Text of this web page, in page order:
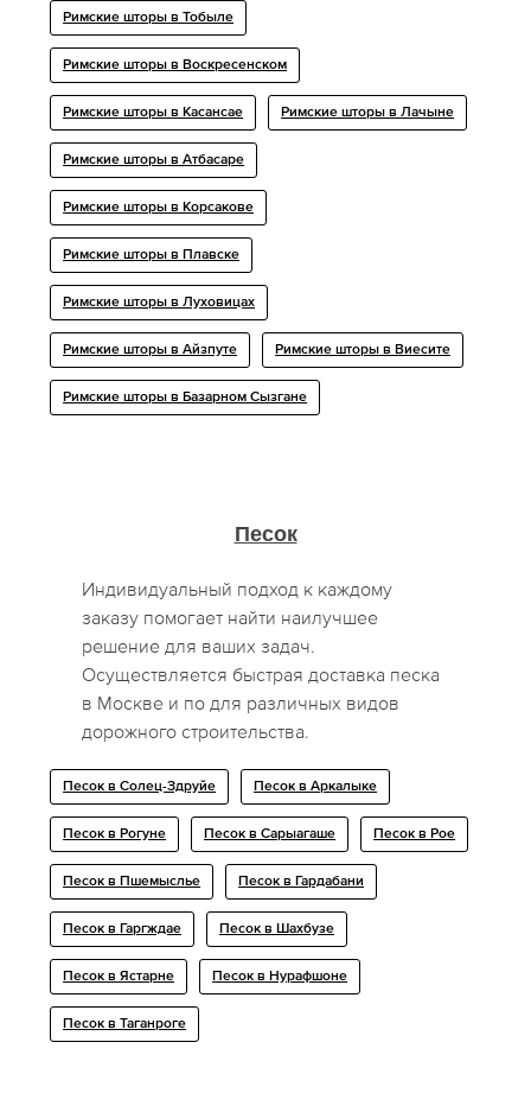
Римские шторы в Тобыле
Римские шторы в Воскресенском
Римские шторы в Касансае Римские шторы в Лачыне
Римские шторы в Атбасаре
Римские шторы в Корсакове
Римские шторы в Плавске
Римские шторы в Луховицах
Римские шторы в Айзпуте Римские шторы в Виесите
Римские шторы в Базарном Сызгане
Песок
Индивидуальный подход к каждому
заказу помогает найти наилучшее
решение для ваших задач.
Осуществляется быстрая доставка песка
в Москве и по для различных видов
дорожного строительства.
Песок в Солец-Здруйе Песок в Аркалыке
Песок в Рогуне Песок в Сарыагаше Песок в Рое
Песок в Пшемыслье Песок в Гардабани
Песок в Гаргждае Песок в Шахбузе
Песок в Ястарне Песок в Нурафшоне
Песок в Таганроге